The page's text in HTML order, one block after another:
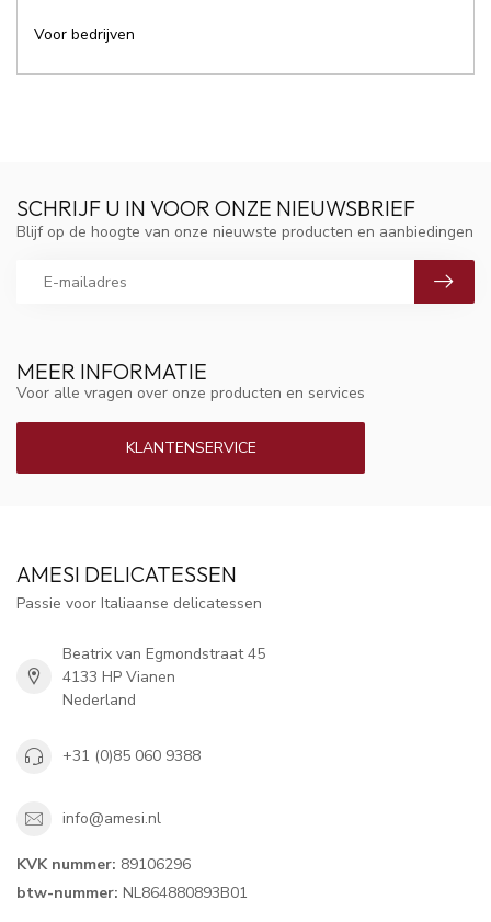
Voor bedrijven
MEER INFORMATIE
Voor alle vragen over onze producten en services
KLANTENSERVICE
SCHRIJF U IN VOOR ONZE NIEUWSBRIEF
Blijf op de hoogte van onze nieuwste producten en aanbiedingen
AMESI DELICATESSEN
Passie voor Italiaanse delicatessen
Beatrix van Egmondstraat 45
4133 HP Vianen
Nederland
+31 (0)85 060 9388
info@amesi.nl
KVK nummer: 89106296
btw-nummer: NL864880893B01